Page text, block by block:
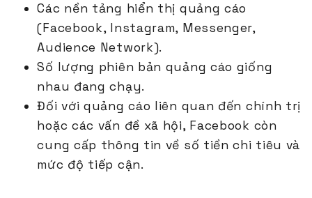
Các nền tảng hiển thị quảng cáo
(Facebook, Instagram, Messenger,
Audience Network).
Số lượng phiên bản quảng cáo giống
nhau đang chạy.
Đối với quảng cáo liên quan đến chính trị
hoặc các vấn đề xã hội, Facebook còn
cung cấp thông tin về số tiền chi tiêu và
mức độ tiếp cận.